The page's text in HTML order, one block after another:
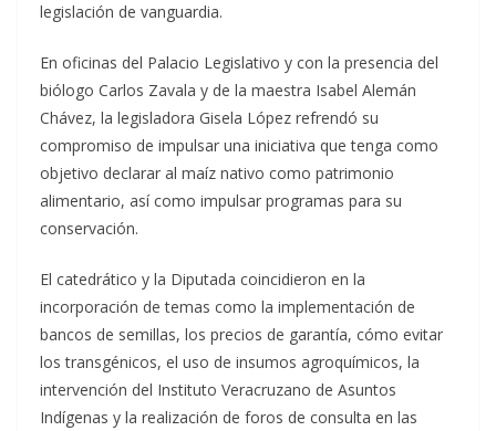
legislación de vanguardia.
En oficinas del Palacio Legislativo y con la presencia del
biólogo Carlos Zavala y de la maestra Isabel Alemán
Chávez, la legisladora Gisela López refrendó su
compromiso de impulsar una iniciativa que tenga como
objetivo declarar al maíz nativo como patrimonio
alimentario, así como impulsar programas para su
conservación.
El catedrático y la Diputada coincidieron en la
incorporación de temas como la implementación de
bancos de semillas, los precios de garantía, cómo evitar
los transgénicos, el uso de insumos agroquímicos, la
intervención del Instituto Veracruzano de Asuntos
Indígenas y la realización de foros de consulta en las